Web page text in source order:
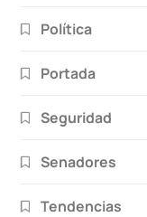
Política
Portada
Seguridad
Senadores
Tendencias